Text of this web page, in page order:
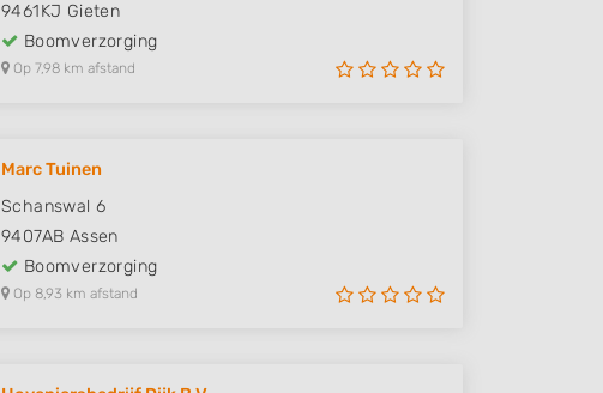
9461KJ Gieten
Boomverzorging
Op 7,98 km afstand
Marc Tuinen
Schanswal 6
9407AB Assen
Boomverzorging
Op 8,93 km afstand